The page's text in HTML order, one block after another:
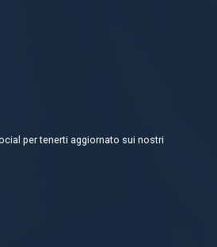
per tenerti aggiornato sui nostri